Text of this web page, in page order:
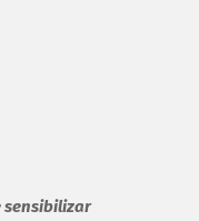
sensibilizar